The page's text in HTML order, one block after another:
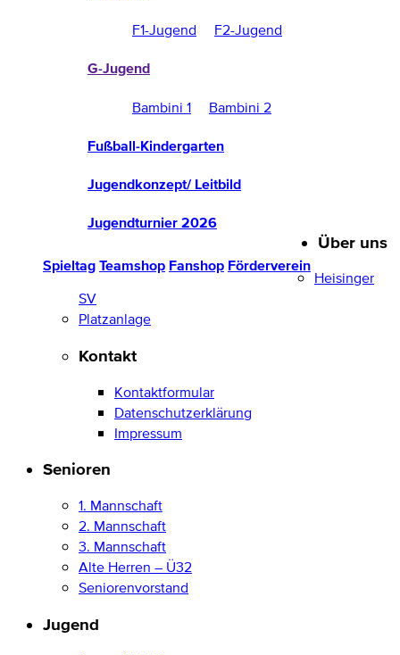
F1-Jugend F2-Jugend
G-Jugend
Bambini 1 Bambini 2
Fußball-Kindergarten
Jugendkonzept/ Leitbild
Jugendturnier 2026
Spieltag Teamshop Fanshop Förderverein
Über uns
Heisinger
SV
Platzanlage
Kontakt
Kontaktformular
Datenschutzerklärung
Impressum
Senioren
1. Mannschaft
2. Mannschaft
3. Mannschaft
Alte Herren – Ü32
Seniorenvorstand
Jugend